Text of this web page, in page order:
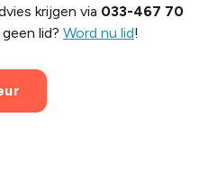
krijgen via 033-467 70
lid? Word nu lid!